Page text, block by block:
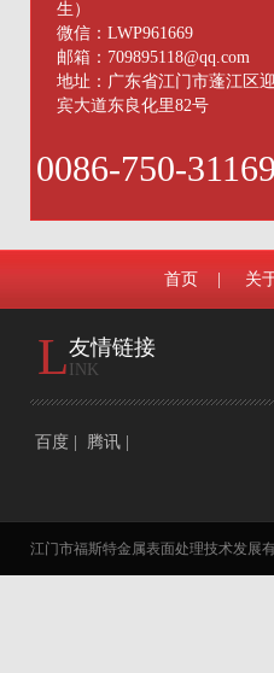
生）
微信：LWP961669
邮箱：709895118@qq.com
地址：广东省江门市蓬江区
宾大道东良化里82号
0086-750-
首页 关
L友情链接
INK
百度 腾讯
江门市福斯特金属表面处理技术发展